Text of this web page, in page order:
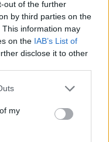
out of the further
by third parties on the
This information may
on the IAB’s List of
disclose it to other
my